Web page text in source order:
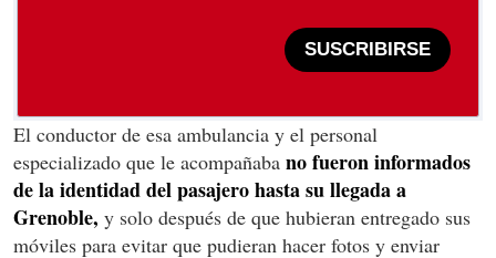
SUSCRIBIRSE
El conductor de esa ambulancia y el personal
especializado que le acompañaba no fueron informados
de la identidad del pasajero hasta su llegada a
Grenoble, y solo después de que hubieran entregado sus
móviles para evitar que pudieran hacer fotos y enviar